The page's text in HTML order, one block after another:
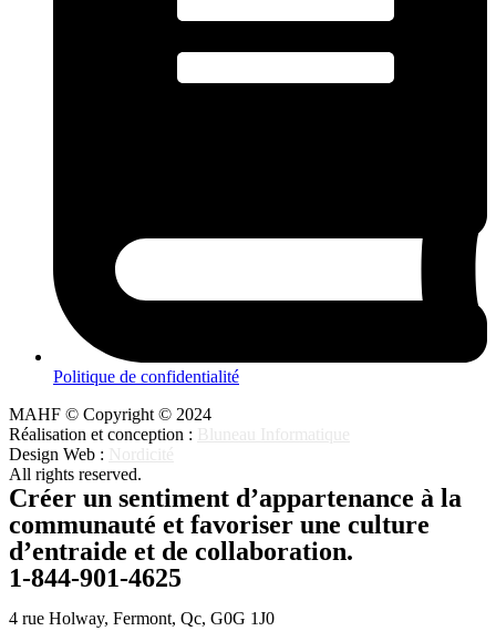
Politique de confidentialité
MAHF © Copyright © 2024
Réalisation et conception :
Design Web :
All rights reserved.
Créer un sentiment d’appartenance à la
communauté et favoriser une culture
d’entraide et de collaboration.
1-844-901-4625
4 rue Holway, Fermont, Qc, G0G 1J0